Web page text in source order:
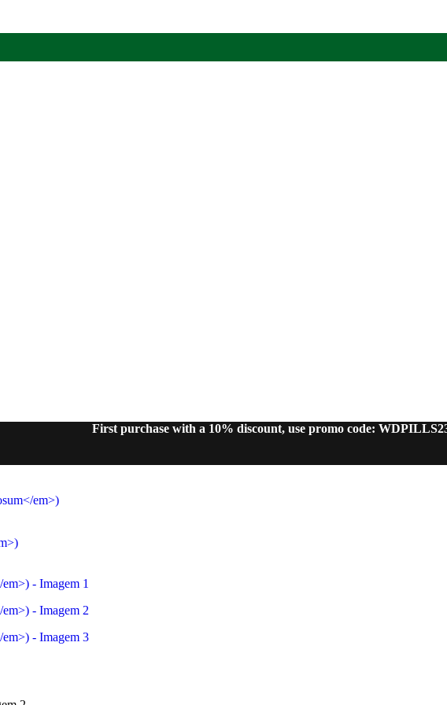
First purchase with a 10% discount, use promo code: